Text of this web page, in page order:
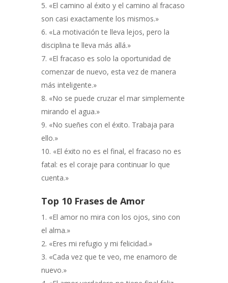
«El camino al éxito y el camino al fracaso
son casi exactamente los mismos.»
«La motivación te lleva lejos, pero la
disciplina te lleva más allá.»
«El fracaso es solo la oportunidad de
comenzar de nuevo, esta vez de manera
más inteligente.»
«No se puede cruzar el mar simplemente
mirando el agua.»
«No sueñes con el éxito. Trabaja para
ello.»
«El éxito no es el final, el fracaso no es
fatal: es el coraje para continuar lo que
cuenta.»
Top 10 Frases de Amor
«El amor no mira con los ojos, sino con
el alma.»
«Eres mi refugio y mi felicidad.»
«Cada vez que te veo, me enamoro de
nuevo.»